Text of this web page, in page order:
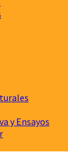
y Ensayos